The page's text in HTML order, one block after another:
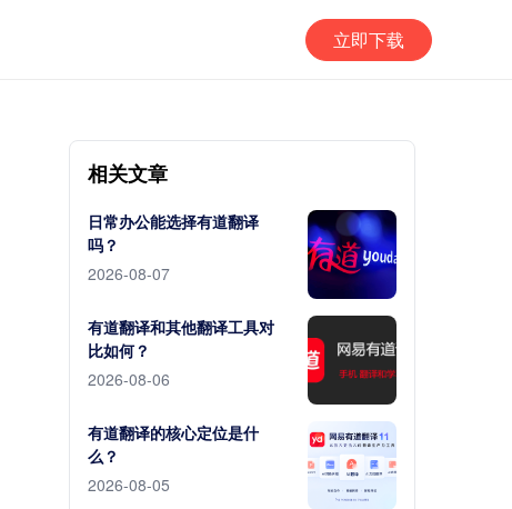
立即下载
相关文章
日常办公能选择有道翻译
吗？
2026-08-07
有道翻译和其他翻译工具对
比如何？
2026-08-06
有道翻译的核心定位是什
么？
2026-08-05